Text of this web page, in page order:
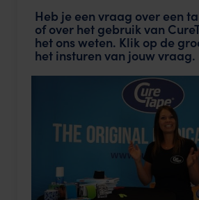
Heb je een vraag over een
of over het gebruik van
het ons weten. Klik op de
het insturen van jouw vraag.